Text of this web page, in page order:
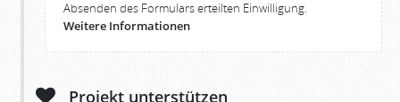
Absenden des Formulars erteilten Einwilligung.
Weitere Informationen
Projekt unterstützen